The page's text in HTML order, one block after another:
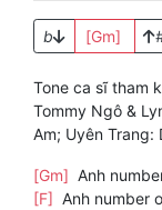
b [Gm]
Tone ca sĩ tham
Tommy Ngô &
Am; Uyên Trang:
[Gm] Anh
[F] Anh number